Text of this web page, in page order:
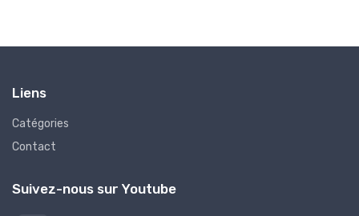
Liens
Catégories
Contact
Suivez-nous sur Youtube